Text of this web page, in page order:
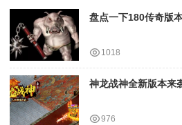
盘点一下180传奇版
1018
神龙战神全新版本来
976